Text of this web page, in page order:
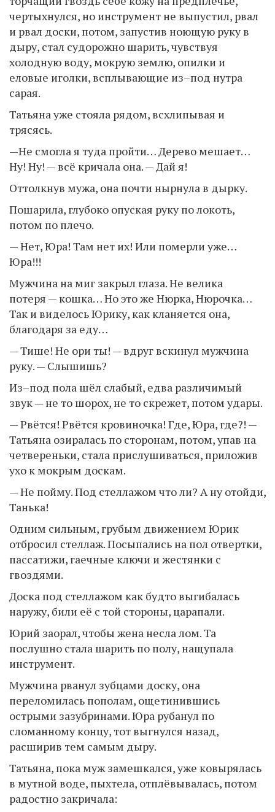
чертыхнулся, но инструмент не выпустил, рвал
и рвал доски, потом, запустив ноющую руку в
дыру, стал судорожно шарить, чувствуя
холодную воду, мокрую землю, опилки и
еловые иголки, всплывающие из–под нутра
сарая.
Татьяна уже стояла рядом, всхлипывая и
трясясь.
—Не смогла я туда пройти… Дерево мешает…
Ну! Ну! — всё кричала она. — Дай я!
Оттолкнув мужа, она почти нырнула в дырку.
Пошарила, глубоко опуская руку по локоть,
потом по плечо.
— Нет, Юра! Там нет их! Или померли уже…
Юра!!!
Мужчина на миг закрыл глаза. Не велика
потеря — кошка… Но это же Нюрка, Нюрочка…
Так и виделось Юрику, как кланяется она,
благодаря за еду…
— Тише! Не ори ты! — вдруг вскинул мужчина
руку. — Слышишь?
Из–под пола шёл слабый, едва различимый
звук — не то шорох, не то скрежет, потом удары.
— Рвётся! Рвётся кровиночка! Где, Юра, где?! —
Татьяна озиралась по сторонам, потом, упав на
четвереньки, стала прислушиваться, приложив
ухо к мокрым доскам.
— Не пойму. Под стеллажом что ли? А ну отойди,
Танька!
Одним сильным, грубым движением Юрик
отбросил стеллаж. Посыпались на пол отвертки,
пассатижи, гаечные ключи и жестянки с
гвоздями.
Доска под стеллажом как будто выгибалась
наружу, били её с той стороны, царапали.
Юрий заорал, чтобы жена несла лом. Та
послушно стала шарить по полу, нащупала
инструмент.
Мужчина рванул зубцами доску, она
переломилась пополам, ощетинившись
острыми зазубринами. Юра рубанул по
сломанному концу, тот выгнулся назад,
расширив тем самым дыру.
Татьяна, пока муж замешкался, уже ковырялась
в мутной воде, пыхтела, отплёвывалась, потом
радостно закричала: